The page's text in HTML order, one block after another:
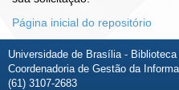
Página inicial do repositório
Universidade de Brasília - Biblioteca
Coordenadoria de Gestão da
(61) 3107-2683